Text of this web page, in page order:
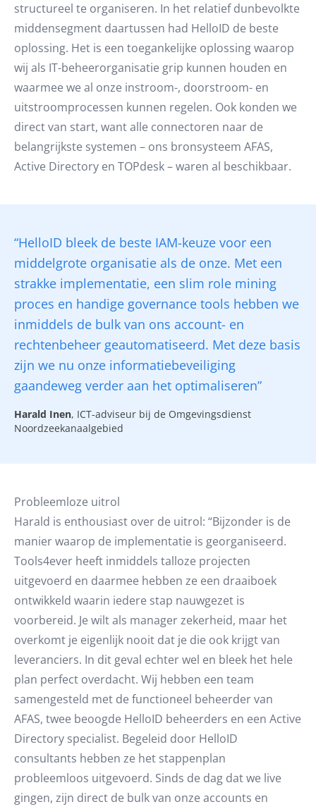
structureel te organiseren. In het relatief dunbevolkte
middensegment daartussen had HelloID de beste
oplossing. Het is een toegankelijke oplossing waarop
wij als IT-beheerorganisatie grip kunnen houden en
waarmee we al onze instroom-, doorstroom- en
uitstroomprocessen kunnen regelen. Ook konden we
direct van start, want alle connectoren naar de
belangrijkste systemen – ons bronsysteem AFAS,
Active Directory en TOPdesk – waren al beschikbaar.
“HelloID bleek de beste IAM-keuze voor een
middelgrote organisatie als de onze. Met een
strakke implementatie, een slim role mining
proces en handige governance tools hebben we
inmiddels de bulk van ons account- en
rechtenbeheer geautomatiseerd. Met deze basis
zijn we nu onze informatiebeveiliging
gaandeweg verder aan het optimaliseren”
Harald Inen, ICT-adviseur bij de Omgevingsdienst
Noordzeekanaalgebied
Probleemloze uitrol
Harald is enthousiast over de uitrol: “Bijzonder is de
manier waarop de implementatie is georganiseerd.
Tools4ever heeft inmiddels talloze projecten
uitgevoerd en daarmee hebben ze een draaiboek
ontwikkeld waarin iedere stap nauwgezet is
voorbereid. Je wilt als manager zekerheid, maar het
overkomt je eigenlijk nooit dat je die ook krijgt van
leveranciers. In dit geval echter wel en bleek het hele
plan perfect overdacht. Wij hebben een team
samengesteld met de functioneel beheerder van
AFAS, twee beoogde HelloID beheerders en een Active
Directory specialist. Begeleid door HelloID
consultants hebben ze het stappenplan
probleemloos uitgevoerd. Sinds de dag dat we live
gingen, zijn direct de bulk van onze accounts en